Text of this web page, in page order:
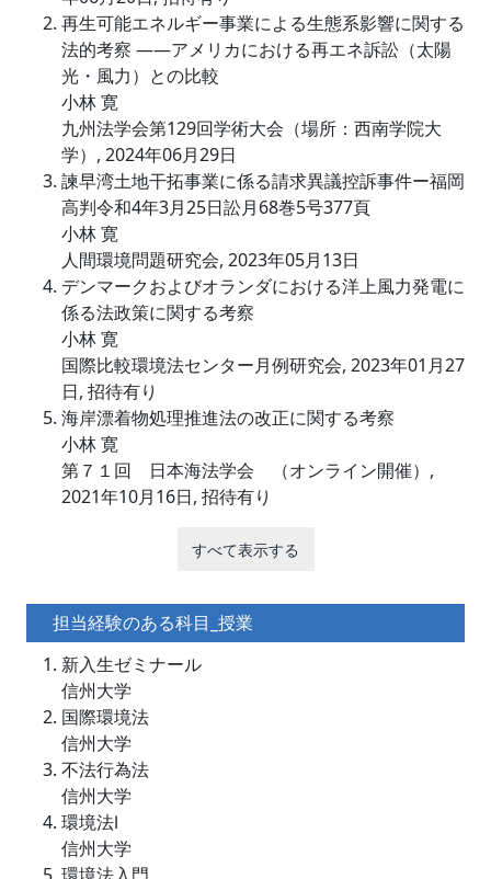
再生可能エネルギー事業による生態系影響に関する
法的考察 ――アメリカにおける再エネ訴訟（太陽
光・風力）との比較
小林 寛
九州法学会第129回学術大会（場所：西南学院大
学）, 2024年06月29日
諫早湾土地干拓事業に係る請求異議控訴事件ー福岡
高判令和4年3月25日訟月68巻5号377頁
小林 寛
人間環境問題研究会, 2023年05月13日
デンマークおよびオランダにおける洋上風力発電に
係る法政策に関する考察
小林 寛
国際比較環境法センター月例研究会, 2023年01月27
日, 招待有り
海岸漂着物処理推進法の改正に関する考察
小林 寛
第７１回 日本海法学会 （オンライン開催）,
2021年10月16日, 招待有り
すべて表示する
担当経験のある科目_授業
新入生ゼミナール
信州大学
国際環境法
信州大学
不法行為法
信州大学
環境法Ⅰ
信州大学